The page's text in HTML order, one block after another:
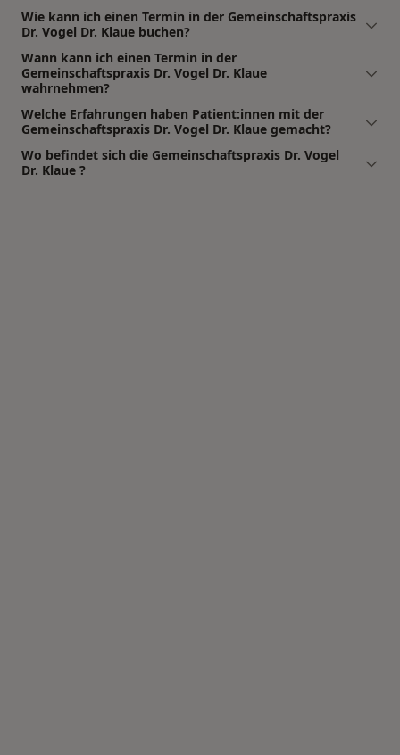
Wie kann ich einen Termin in der Gemeinschaftspraxis
Dr. Vogel Dr. Klaue buchen?
Wann kann ich einen Termin in der
Gemeinschaftspraxis Dr. Vogel Dr. Klaue
wahrnehmen?
Welche Erfahrungen haben Patient:innen mit der
Gemeinschaftspraxis Dr. Vogel Dr. Klaue gemacht?
Wo befindet sich die Gemeinschaftspraxis Dr. Vogel
Dr. Klaue ?